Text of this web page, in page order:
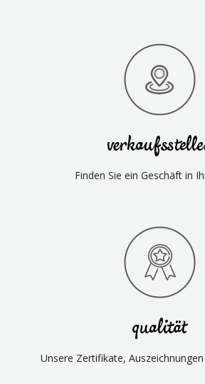
Finden Sie ein Geschäft in
qualität
Unsere Zertifikate,